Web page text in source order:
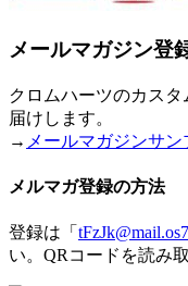
メールマガジン登
クロムハーツのカス
届けします。
→ メールマガジンサ
メルマガ登録の方法
登録は「
い。QRコードを読み